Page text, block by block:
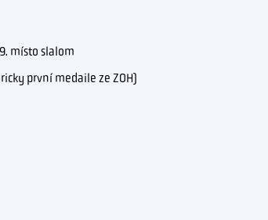
místo slalom
první medaile ze ZOH)